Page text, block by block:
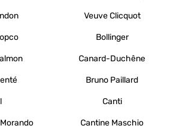
Veuve Clicquot
Bollinger
Canard-Duchêne
Bruno Paillard
Canti
Cantine Maschio